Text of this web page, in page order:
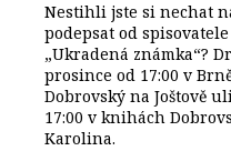
Nestihli jste si nechat
podepsat od
„Ukradená známka“?
prosince od 17:00 v
Dobrovský na Joštově
17:00 v knihách
Karolina.